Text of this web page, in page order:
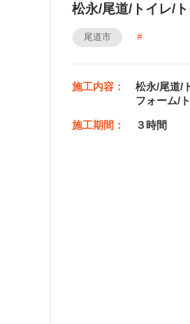
松永/尾道/トイレ/
尾道市
施工内容：
松永/尾道/
フォーム/
施工期間： ３時間